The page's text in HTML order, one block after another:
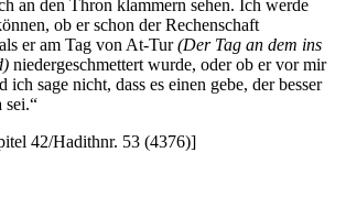
an den Thron klammern sehen. Ich werde
ob er schon der Rechenschaft
er am Tag von At-Tur(Der Tag an dem ins
niedergeschmettert wurde, oder ob er vor mir
sage nicht, dass es einen gebe, der besser
sei.“
42/Hadithnr. 53 (4376)]